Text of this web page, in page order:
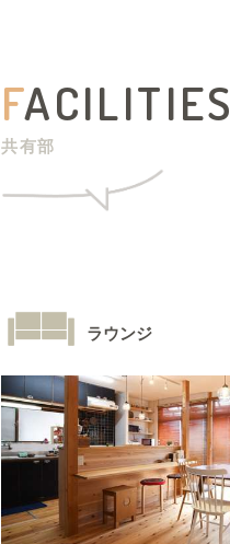
FACILITIES
共有部
ラウンジ